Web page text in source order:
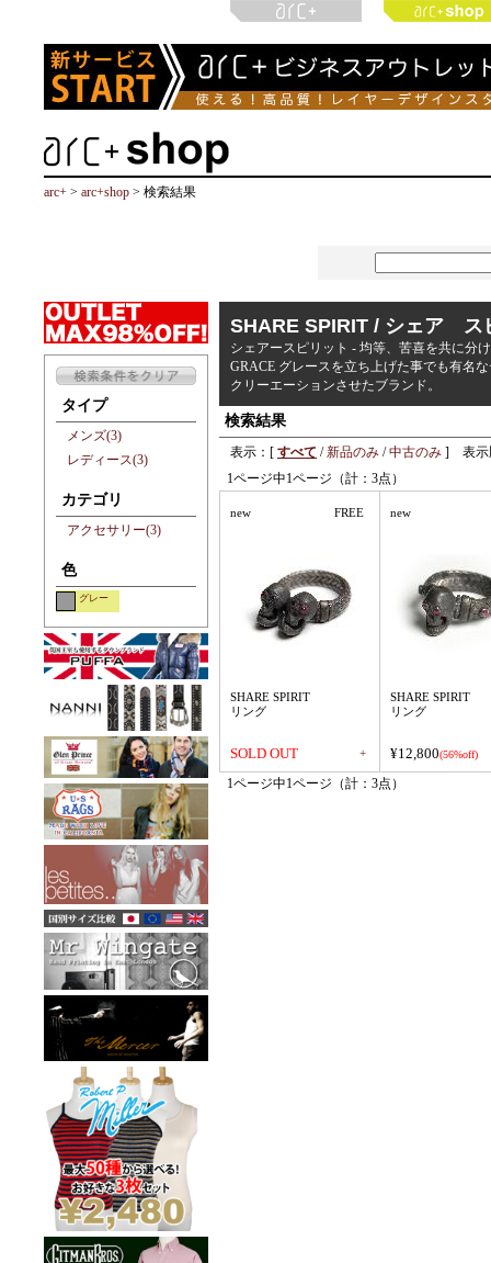
arc+ > arc+shop > 検索結果
タイプ
メンズ(3)
レディース(3)
カテゴリ
アクセサリー(3)
色
グレー
SHARE SPIRIT / シェア ス
シェアースピリット - 均等、苦喜を共に分
GRACE グレースを立ち上げた事でも有名
クリーエーションさせたブランド。
検索結果
表示：[ すべて /新品のみ /中古のみ ] 表示
1ページ中1ページ（計：3点）
new FREE
SHARE SPIRIT
リング
SOLD OUT +
new
SHARE SPIRIT
リング
¥12,800(56%off)
1ページ中1ページ（計：3点）